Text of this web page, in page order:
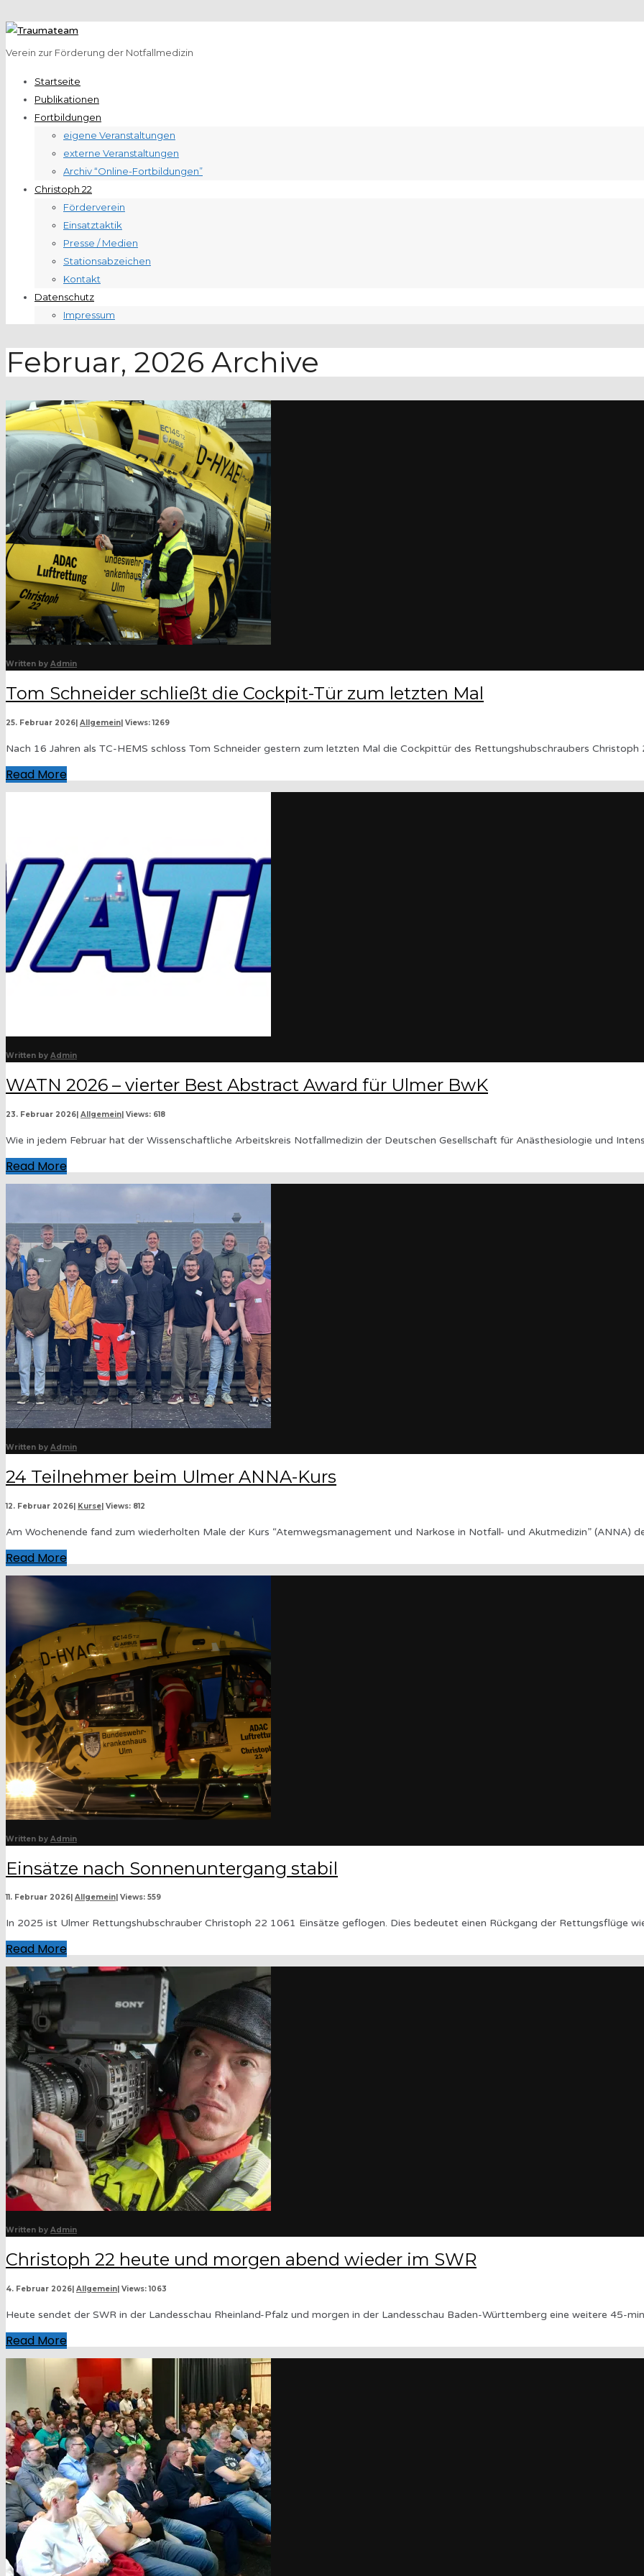
Verein zur Förderung der Notfallmedizin
Startseite
Publikationen
Fortbildungen
eigene Veranstaltungen
externe Veranstaltungen
Archiv “Online-Fortbildungen”
Christoph 22
Förderverein
Einsatztaktik
Presse / Medien
Stationsabzeichen
Kontakt
Datenschutz
Impressum
Februar, 2026 Archive
Written by Admin
Tom Schneider schließt die Cockpit-Tür zum letzten Mal
25. Februar 2026| Allgemein| Views: 1269
Nach 16 Jahren als TC-HEMS schloss Tom Schneider gestern zum letzten Mal die Cockpittür des Rettungshubschraubers
Read More
Written by Admin
WATN 2026 – vierter Best Abstract Award für Ulmer BwK
23. Februar 2026| Allgemein| Views: 618
Wie in jedem Februar hat der Wissenschaftliche Arbeitskreis Notfallmedizin der Deutschen Gesellschaft für Anästhesiologie und
Read More
Written by Admin
24 Teilnehmer beim Ulmer ANNA-Kurs
12. Februar 2026| Kurse| Views: 812
Am Wochenende fand zum wiederholten Male der Kurs “Atemwegsmanagement und Narkose in Notfall- und Akutmedizin” (ANNA)
Read More
Written by Admin
Einsätze nach Sonnenuntergang stabil
11. Februar 2026 Allgemein Views: 559
In 2025 ist Ulmer Rettungshubschrauber Christoph 22 1061 Einsätze geflogen. Dies bedeutet einen Rückgang der Rettungsflüge
Read More
Written by Admin
Christoph 22 heute und morgen abend wieder im SWR
4. Februar 2026 Allgemein Views: 1063
Heute sendet der SWR in der Landesschau Rheinland-Pfalz und morgen in der Landesschau Baden-Württemberg eine weitere 45-
Read More